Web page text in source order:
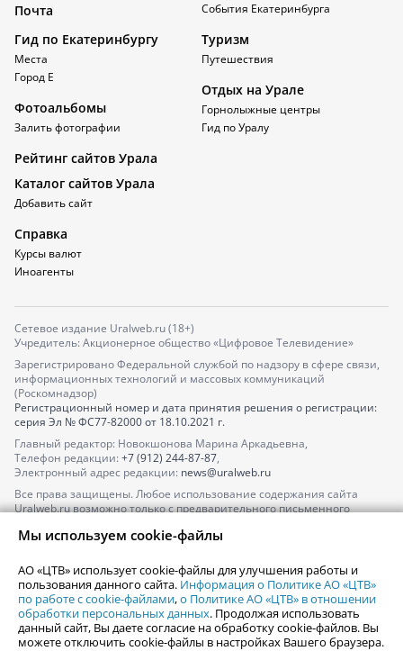
Почта
События Екатеринбурга
Гид по Екатеринбургу
Места
Город Е
Фотоальбомы
Залить фотографии
Туризм
Путешествия
Отдых на Урале
Горнолыжные центры
Гид по Уралу
Рейтинг сайтов Урала
Каталог сайтов Урала
Добавить сайт
Справка
Курсы валют
Иноагенты
Сетевое издание Uralweb.ru (18+)
Учредитель: Акционерное общество «Цифровое Телевидение»
Зарегистрировано Федеральной службой по надзору в сфере связи,
информационных технологий и массовых коммуникаций
(Роскомнадзор)
Регистрационный номер и дата принятия решения о регистрации:
серия Эл № ФС77-82000от 18.10.2021 г.
Главный редактор: Новокшонова Марина Аркадьевна,
Телефон редакции: +7 (912) 244-87-87,
Электронный адрес редакции: news@uralweb.ru
Все права защищены. Любое использование содержания сайта
Uralweb.ru возможно только с предварительного письменного
По вопросам размещения рекламы обращайтесь по тел.
По вопросам размещения информации в разделе «Афиша»
afisha@uralweb.ru
Пользовательское соглашение на использование сайта
Политика АО «ЦТВ» в отношении обработки персональных данных
Мы используем cookie-файлы
АО «ЦТВ» использует cookie-файлы для улучшения работы и
пользования данного сайта. Информация о Политике АО «ЦТВ»
по работе с cookie-файлами,о Политике АО «ЦТВ» в отношении
обработки персональных данных. Продолжая использовать
данный сайт, Вы даете согласие на обработку cookie-файлов. Вы
можете отключить cookie-файлы в настройках Вашего браузера.